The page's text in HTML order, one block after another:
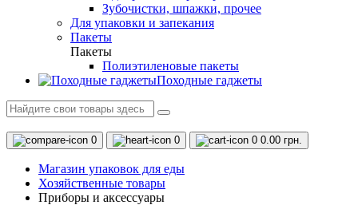
Зубочистки, шпажки, прочее
Для упаковки и запекания
Пакеты
Пакеты
Полиэтиленовые пакеты
Походные гаджеты
0 0 0 0.00 грн.
Магазин упаковок для еды
Хозяйственные товары
Приборы и аксессуары